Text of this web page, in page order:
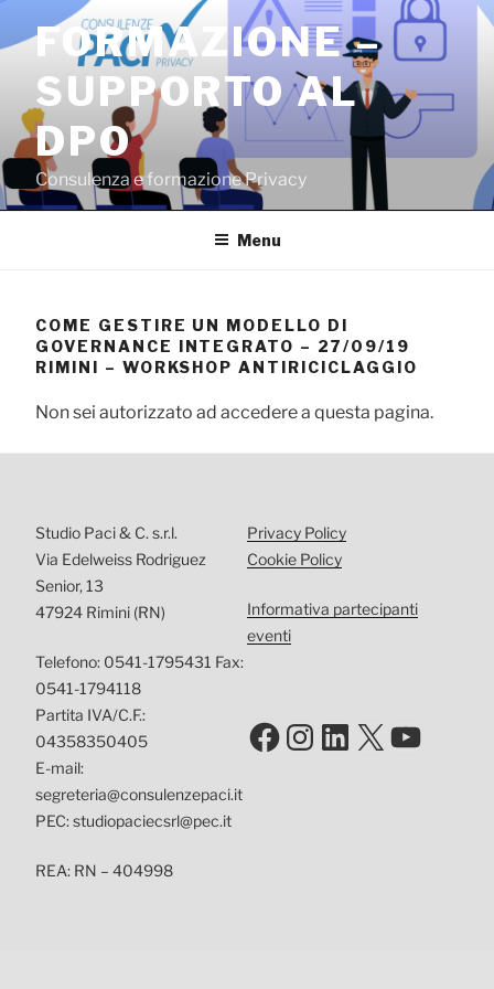
contenuto
FORMAZIONE –
SUPPORTO AL
DPO
Consulenza e formazione Privacy
Menu
COME GESTIRE UN MODELLO DI
GOVERNANCE INTEGRATO – 27/09/19
RIMINI – WORKSHOP ANTIRICICLAGGIO
Non sei autorizzato ad accedere a questa pagina.
Studio Paci & C. s.r.l.
Via Edelweiss Rodriguez
Senior, 13
47924 Rimini (RN)
Telefono: 0541-1795431 Fax:
0541-1794118
Partita IVA/C.F.:
04358350405
E-mail:
segreteria@consulenzepaci.it
PEC: studiopaciecsrl@pec.it
REA: RN – 404998
Privacy Policy
Cookie Policy
Informativa partecipanti
eventi
Facebook
Instagram
LinkedIn
X